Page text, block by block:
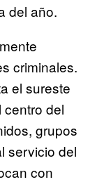
del año.
criminales.
el sureste
del
grupos
servicio del
con